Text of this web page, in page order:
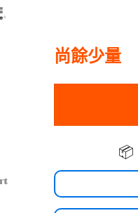
尚餘少量
📦